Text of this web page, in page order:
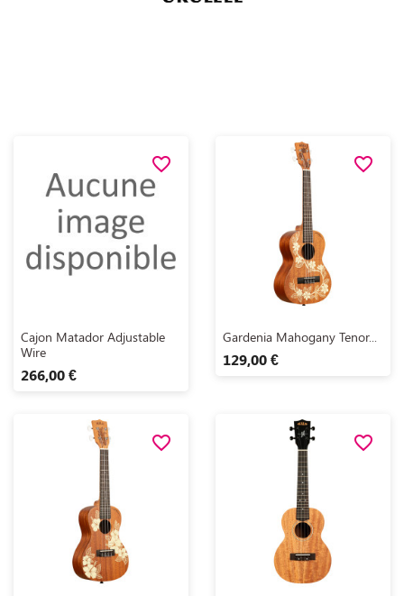
Aperçu rapide
Cajon Matador Adjustable
Wire
266,00 €
favorite_border
 Aperçu rapide
Gardenia Mahogany Tenor...
129,00 €
favorite_border
favorite_border favorite_border